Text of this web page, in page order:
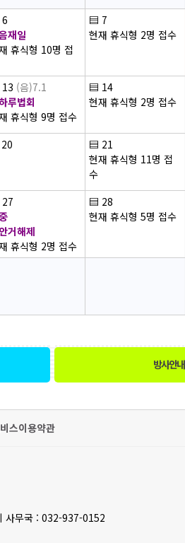
6
재일
휴식형 10명 접
▤ 7
현재 휴식형 2명 접수
13 (음)7.1
루법회
휴식형 9명 접수
▤ 14
현재 휴식형 2명 접수
20 ▤ 21
현재 휴식형 11명 접
수
27
거해제
휴식형 2명 접수
▤ 28
현재 휴식형 5명 접수
방사안내
스이용약관
사무국 : 032-937-0152